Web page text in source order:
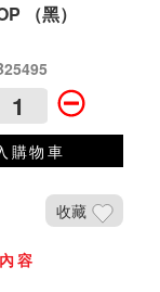
（黑）
購物車
收藏
容